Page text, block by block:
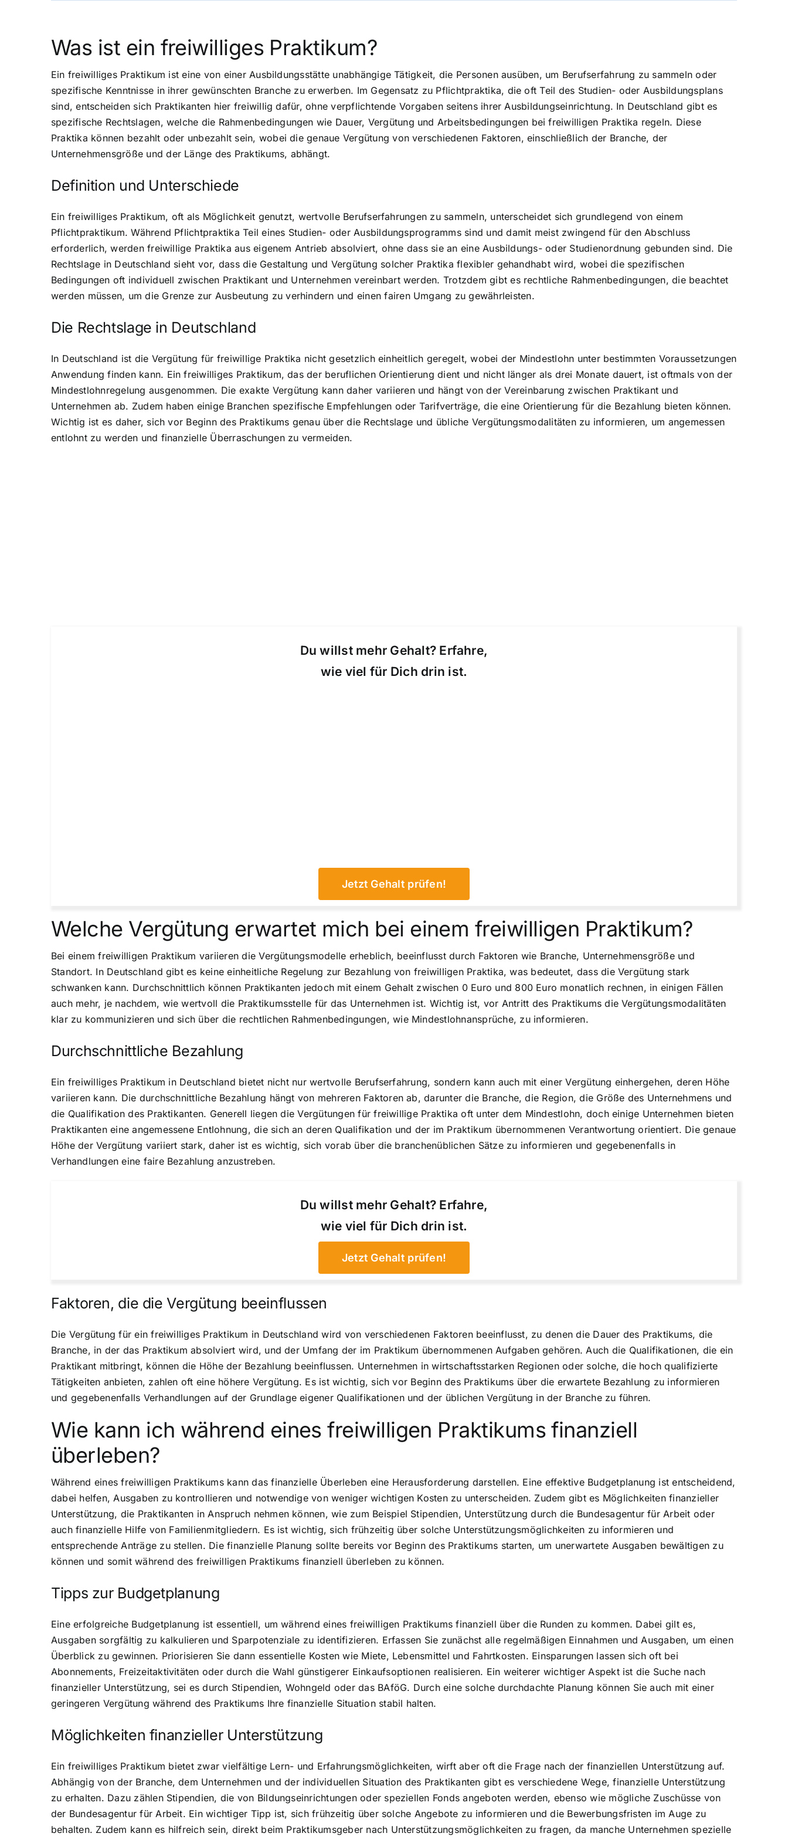
Was ist ein freiwilliges Praktikum?
Ein freiwilliges Praktikum ist eine von einer Ausbildungsstätte unabhängige Tätigkeit, die Personen ausüben, um Berufserfahrung zu sammeln oder
spezifische Kenntnisse in ihrer gewünschten Branche zu erwerben. Im Gegensatz zu Pflichtpraktika, die oft Teil des Studien- oder Ausbildungsplans
sind, entscheiden sich Praktikanten hier freiwillig dafür, ohne verpflichtende Vorgaben seitens ihrer Ausbildungseinrichtung. In Deutschland gibt es
spezifische Rechtslagen, welche die Rahmenbedingungen wie Dauer, Vergütung und Arbeitsbedingungen bei freiwilligen Praktika regeln. Diese
Praktika können bezahlt oder unbezahlt sein, wobei die genaue Vergütung von verschiedenen Faktoren, einschließlich der Branche, der
Unternehmensgröße und der Länge des Praktikums, abhängt.
Definition und Unterschiede
Ein freiwilliges Praktikum, oft als Möglichkeit genutzt, wertvolle Berufserfahrungen zu sammeln, unterscheidet sich grundlegend von einem
Pflichtpraktikum. Während Pflichtpraktika Teil eines Studien- oder Ausbildungsprogramms sind und damit meist zwingend für den Abschluss
erforderlich, werden freiwillige Praktika aus eigenem Antrieb absolviert, ohne dass sie an eine Ausbildungs- oder Studienordnung gebunden sind. Die
Rechtslage in Deutschland sieht vor, dass die Gestaltung und Vergütung solcher Praktika flexibler gehandhabt wird, wobei die spezifischen
Bedingungen oft individuell zwischen Praktikant und Unternehmen vereinbart werden. Trotzdem gibt es rechtliche Rahmenbedingungen, die beachtet
werden müssen, um die Grenze zur Ausbeutung zu verhindern und einen fairen Umgang zu gewährleisten.
Die Rechtslage in Deutschland
In Deutschland ist die Vergütung für freiwillige Praktika nicht gesetzlich einheitlich geregelt, wobei der Mindestlohn unter bestimmten Voraussetzungen
Anwendung finden kann. Ein freiwilliges Praktikum, das der beruflichen Orientierung dient und nicht länger als drei Monate dauert, ist oftmals von der
Mindestlohnregelung ausgenommen. Die exakte Vergütung kann daher variieren und hängt von der Vereinbarung zwischen Praktikant und
Unternehmen ab. Zudem haben einige Branchen spezifische Empfehlungen oder Tarifverträge, die eine Orientierung für die Bezahlung bieten können.
Wichtig ist es daher, sich vor Beginn des Praktikums genau über die Rechtslage und übliche Vergütungsmodalitäten zu informieren, um angemessen
entlohnt zu werden und finanzielle Überraschungen zu vermeiden.
Du willst mehr Gehalt? Erfahre,
wie viel für Dich drin ist.
Jetzt Gehalt prüfen!
Welche Vergütung erwartet mich bei einem freiwilligen Praktikum?
Bei einem freiwilligen Praktikum variieren die Vergütungsmodelle erheblich, beeinflusst durch Faktoren wie Branche, Unternehmensgröße und
Standort. In Deutschland gibt es keine einheitliche Regelung zur Bezahlung von freiwilligen Praktika, was bedeutet, dass die Vergütung stark
schwanken kann. Durchschnittlich können Praktikanten jedoch mit einem Gehalt zwischen 0 Euro und 800 Euro monatlich rechnen, in einigen Fällen
auch mehr, je nachdem, wie wertvoll die Praktikumsstelle für das Unternehmen ist. Wichtig ist, vor Antritt des Praktikums die Vergütungsmodalitäten
klar zu kommunizieren und sich über die rechtlichen Rahmenbedingungen, wie Mindestlohnansprüche, zu informieren.
Durchschnittliche Bezahlung
Ein freiwilliges Praktikum in Deutschland bietet nicht nur wertvolle Berufserfahrung, sondern kann auch mit einer Vergütung einhergehen, deren Höhe
variieren kann. Die durchschnittliche Bezahlung hängt von mehreren Faktoren ab, darunter die Branche, die Region, die Größe des Unternehmens und
die Qualifikation des Praktikanten. Generell liegen die Vergütungen für freiwillige Praktika oft unter dem Mindestlohn, doch einige Unternehmen bieten
Praktikanten eine angemessene Entlohnung, die sich an deren Qualifikation und der im Praktikum übernommenen Verantwortung orientiert. Die genaue
Höhe der Vergütung variiert stark, daher ist es wichtig, sich vorab über die branchenüblichen Sätze zu informieren und gegebenenfalls in
Verhandlungen eine faire Bezahlung anzustreben.
Du willst mehr Gehalt? Erfahre,
wie viel für Dich drin ist.
Jetzt Gehalt prüfen!
Faktoren, die die Vergütung beeinflussen
Die Vergütung für ein freiwilliges Praktikum in Deutschland wird von verschiedenen Faktoren beeinflusst, zu denen die Dauer des Praktikums, die
Branche, in der das Praktikum absolviert wird, und der Umfang der im Praktikum übernommenen Aufgaben gehören. Auch die Qualifikationen, die ein
Praktikant mitbringt, können die Höhe der Bezahlung beeinflussen. Unternehmen in wirtschaftsstarken Regionen oder solche, die hoch qualifizierte
Tätigkeiten anbieten, zahlen oft eine höhere Vergütung. Es ist wichtig, sich vor Beginn des Praktikums über die erwartete Bezahlung zu informieren
und gegebenenfalls Verhandlungen auf der Grundlage eigener Qualifikationen und der üblichen Vergütung in der Branche zu führen.
Wie kann ich während eines freiwilligen Praktikums finanziell
überleben?
Während eines freiwilligen Praktikums kann das finanzielle Überleben eine Herausforderung darstellen. Eine effektive Budgetplanung ist entscheidend,
dabei helfen, Ausgaben zu kontrollieren und notwendige von weniger wichtigen Kosten zu unterscheiden. Zudem gibt es Möglichkeiten finanzieller
Unterstützung, die Praktikanten in Anspruch nehmen können, wie zum Beispiel Stipendien, Unterstützung durch die Bundesagentur für Arbeit oder
auch finanzielle Hilfe von Familienmitgliedern. Es ist wichtig, sich frühzeitig über solche Unterstützungsmöglichkeiten zu informieren und
entsprechende Anträge zu stellen. Die finanzielle Planung sollte bereits vor Beginn des Praktikums starten, um unerwartete Ausgaben bewältigen zu
können und somit während des freiwilligen Praktikums finanziell überleben zu können.
Tipps zur Budgetplanung
Eine erfolgreiche Budgetplanung ist essentiell, um während eines freiwilligen Praktikums finanziell über die Runden zu kommen. Dabei gilt es,
Ausgaben sorgfältig zu kalkulieren und Sparpotenziale zu identifizieren. Erfassen Sie zunächst alle regelmäßigen Einnahmen und Ausgaben, um einen
Überblick zu gewinnen. Priorisieren Sie dann essentielle Kosten wie Miete, Lebensmittel und Fahrtkosten. Einsparungen lassen sich oft bei
Abonnements, Freizeitaktivitäten oder durch die Wahl günstigerer Einkaufsoptionen realisieren. Ein weiterer wichtiger Aspekt ist die Suche nach
finanzieller Unterstützung, sei es durch Stipendien, Wohngeld oder das BAföG. Durch eine solche durchdachte Planung können Sie auch mit einer
geringeren Vergütung während des Praktikums Ihre finanzielle Situation stabil halten.
Möglichkeiten finanzieller Unterstützung
Ein freiwilliges Praktikum bietet zwar vielfältige Lern- und Erfahrungsmöglichkeiten, wirft aber oft die Frage nach der finanziellen Unterstützung auf.
Abhängig von der Branche, dem Unternehmen und der individuellen Situation des Praktikanten gibt es verschiedene Wege, finanzielle Unterstützung
zu erhalten. Dazu zählen Stipendien, die von Bildungseinrichtungen oder speziellen Fonds angeboten werden, ebenso wie mögliche Zuschüsse von
der Bundesagentur für Arbeit. Ein wichtiger Tipp ist, sich frühzeitig über solche Angebote zu informieren und die Bewerbungsfristen im Auge zu
behalten. Zudem kann es hilfreich sein, direkt beim Praktikumsgeber nach Unterstützungsmöglichkeiten zu fragen, da manche Unternehmen spezielle